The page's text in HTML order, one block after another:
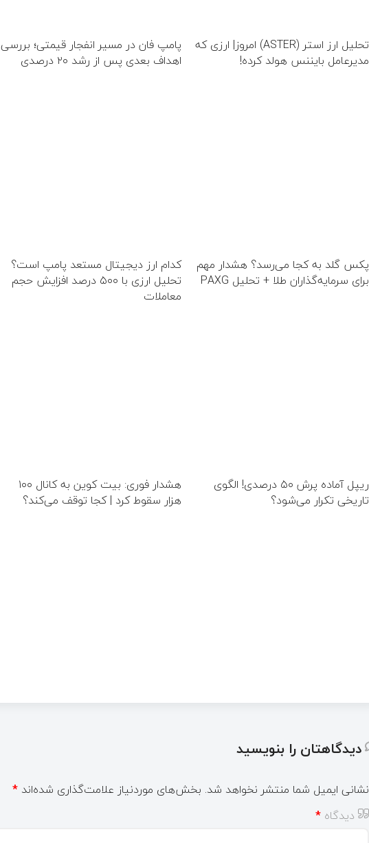
تحلیل ارز استر (ASTER) امروز| ارزی که
مدیرعامل بایننس هولد کرده!
پامپ فان در مسیر انفجار قیمتی؛ بررسی
اهداف بعدی پس از رشد ۲۰ درصدی
پکس گلد به کجا می‌رسد؟ هشدار مهم
برای سرمایه‌گذاران طلا + تحلیل PAXG
کدام ارز دیجیتال مستعد پامپ است؟
تحلیل ارزی با ۵۰۰ درصد افزایش حجم
معاملات
ریپل آماده پرش ۵۰ درصدی! الگوی
تاریخی تکرار می‌شود؟
هشدار فوری: بیت کوین به کانال ۱۰۰
هزار سقوط کرد | کجا توقف می‌کند؟
دیدگاهتان را بنویسید
نشانی ایمیل شما منتشر نخواهد شد. بخش‌های موردنیاز علامت‌گذاری شده‌اند *
دیدگاه *